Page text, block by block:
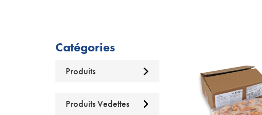
Catégories
Produits
Produits Vedettes